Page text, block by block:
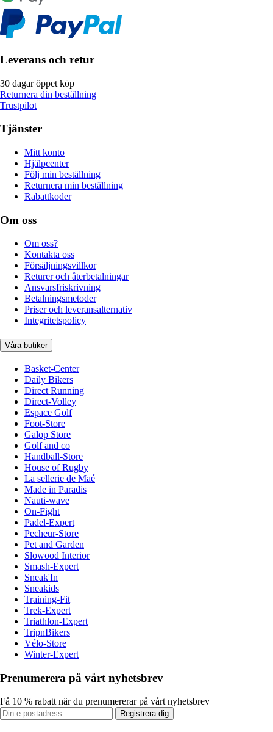
Leverans och retur
30 dagar öppet köp
Returnera din beställning
Trustpilot
Tjänster
Mitt konto
Hjälpcenter
Följ min beställning
Returnera min beställning
Rabattkoder
Om oss
Om oss?
Kontakta oss
Försäljningsvillkor
Returer och återbetalningar
Ansvarsfriskrivning
Betalningsmetoder
Priser och leveransalternativ
Integritetspolicy
Våra butiker
Basket-Center
Daily Bikers
Direct Running
Direct-Volley
Espace Golf
Foot-Store
Galop Store
Golf and co
Handball-Store
House of Rugby
La sellerie de Maé
Made in Paradis
Nauti-wave
On-Fight
Padel-Expert
Pecheur-Store
Pet and Garden
Slowood Interior
Smash-Expert
Sneak'In
Sneakids
Training-Fit
Trek-Expert
Triathlon-Expert
TripnBikers
Vélo-Store
Winter-Expert
Prenumerera på vårt nyhetsbrev
Få 10 % rabatt när du prenumererar på vårt nyhetsbrev
Registrera dig